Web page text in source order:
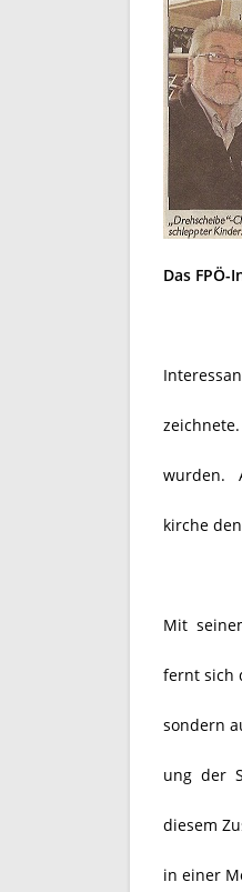
Das FPÖ-
wurden.
kirche
Mit
fernt sich
sondern
ung der
diesem
in einer